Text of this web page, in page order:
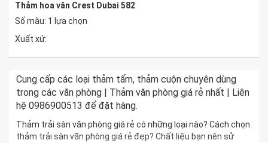
Thảm hoa văn Crest Dubai 582
Số màu: 1 lựa chọn
Xuất xứ:
Cung cấp các loại thảm tấm, thảm cuộn chuyên dùng
trong các văn phòng | Thảm văn phòng giá rẻ nhất | Liên
hệ 0986900513 để đặt hàng.
Thảm trải sàn văn phòng giá rẻ có những loại nào? Cách chọn
thảm trải sàn văn phòng giá rẻ đẹp? Chất liệu bạn nên sử